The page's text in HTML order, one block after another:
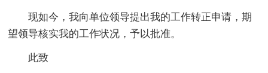
现如今，我向单位领导提出我的工作转正申请，期
望领导核实我的工作状况，予以批准。
此致